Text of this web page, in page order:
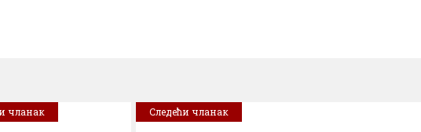
чланак Следећи чланак